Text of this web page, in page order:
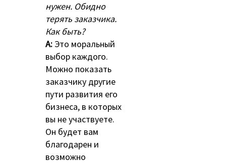
нужен. Обидно
терять заказчика.
Как быть?
A: Это моральный
выбор каждого.
Можно показать
заказчику другие
пути развития его
бизнеса, в которых
вы не участвуете.
Он будет вам
благодарен и
возможно